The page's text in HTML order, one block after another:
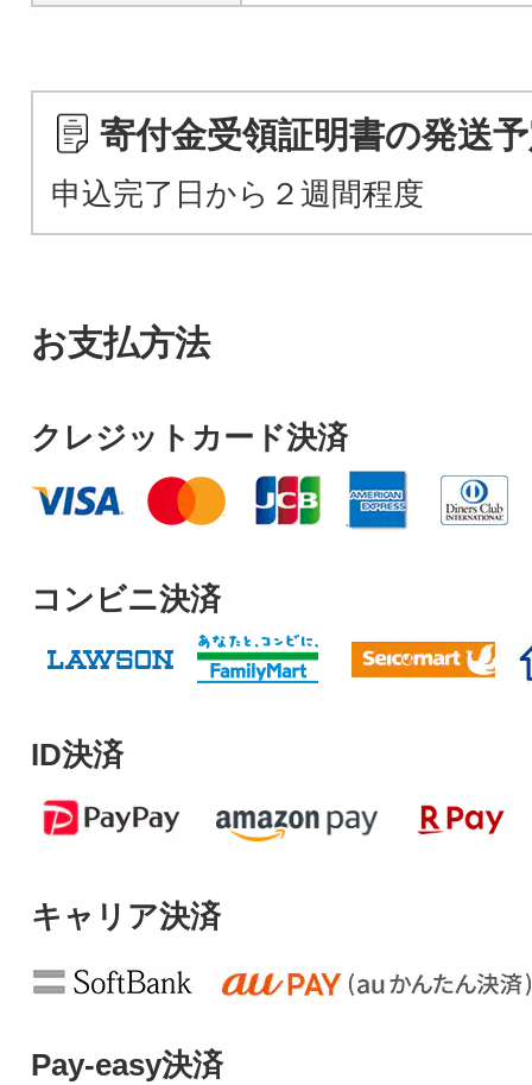
寄付金受領証明書の発送
申込完了日から２週間程度
お支払方法
クレジットカード決済
コンビニ決済
ID決済
キャリア決済
Pay-easy決済